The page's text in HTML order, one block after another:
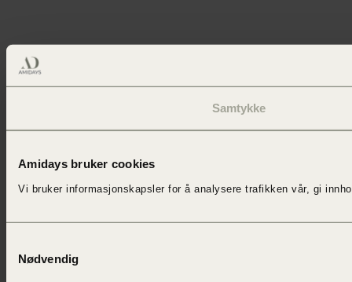
Samtykke
Amidays bruker cookies
Vi bruker informasjonskapsler for å analysere trafikken vår, gi
Nødvendig